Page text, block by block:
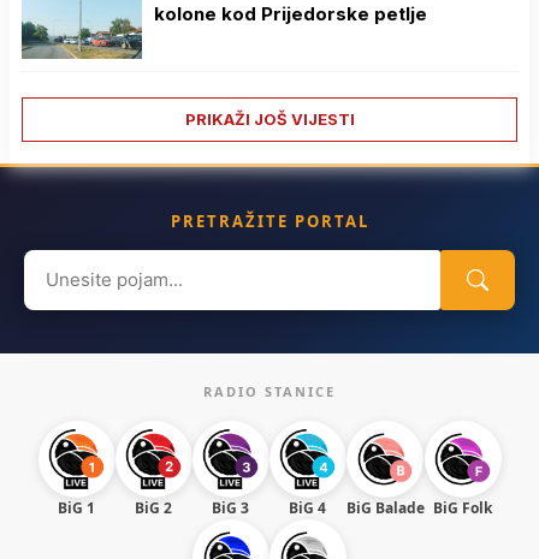
kolone kod Prijedorske petlje
PRIKAŽI JOŠ VIJESTI
PRETRAŽITE PORTAL
Search
for:
RADIO STANICE
BiG 1 BiG 2 BiG 3 BiG 4 BiG Balade BiG Folk